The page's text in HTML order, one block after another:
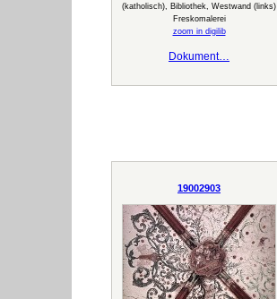
(katholisch), Bibliothek, Westwand (links)
Freskomalerei
zoom in digilib
Dokument…
19002903